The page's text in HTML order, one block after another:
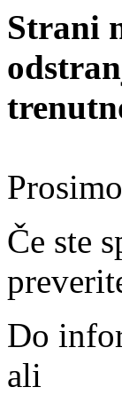
Strani
Če ste
Do
ali